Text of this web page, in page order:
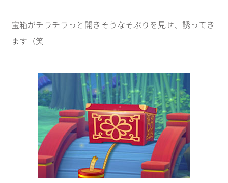
宝箱がチラチラっと開きそうなそぶりを見せ、誘ってき
ます（笑